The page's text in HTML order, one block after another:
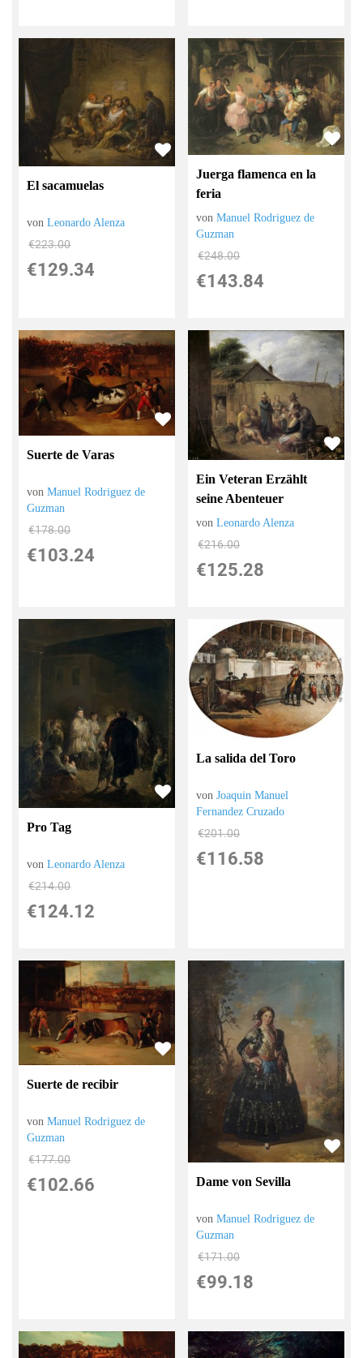
El sacamuelas
vonLeonardo Alenza
€223.00
€129.34
Juerga flamenca en la
feria
vonManuel Rodriguez de
Guzman
€248.00
€143.84
Suerte de Varas
vonManuel Rodriguez de
Guzman
€178.00
€103.24
Ein Veteran Erzählt
seine Abenteuer
vonLeonardo Alenza
€216.00
€125.28
Pro Tag
vonLeonardo Alenza
€214.00
€124.12
La salida del Toro
vonJoaquin Manuel
Fernandez Cruzado
€201.00
€116.58
Suerte de recibir
vonManuel Rodriguez de
Guzman
€177.00
€102.66 Dame von Sevilla
vonManuel Rodriguez de
Guzman
€171.00
€99.18